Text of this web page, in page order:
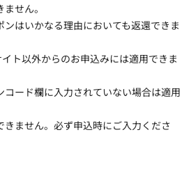
せん。
ンはいかなる理由においても返還できま
イト以外からのお申込みには適用できま
コード欄に入力されていない場合は適用
きません。必ず申込時にご入力くださ